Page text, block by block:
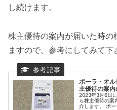
し続けます。
株主優待の案内が届いた時
ますので、参考にしてみて下
ポーラ・オ
主優待の案
2023年3月6日
ら株主優待の案
介します。 ポー